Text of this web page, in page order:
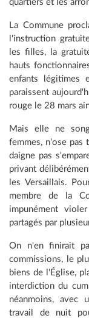
quartiers et les
La Commune
l'instruction
les filles, la
hauts
enfants légitimes
paraissent
rouge le 28 mars
Mais elle ne
femmes, n'ose pas
daigne pas
privant
les Versaillais.
membre de la
impunément
partagés par
On n'en finirait
commissions, le
biens de l'Église,
interdiction du
néanmoins, avec
travail de nuit